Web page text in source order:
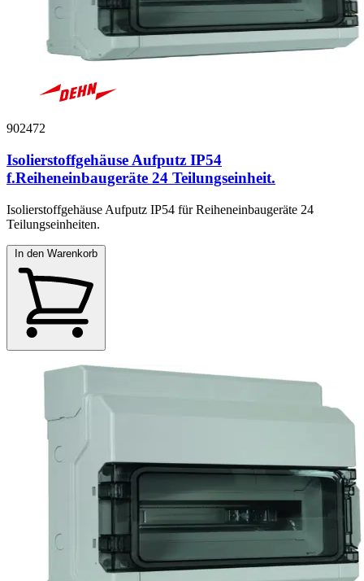
902472
Isolierstoffgehäuse Aufputz IP54
f.Reiheneinbaugeräte 24 Teilungseinheit.
Isolierstoffgehäuse Aufputz IP54 für Reiheneinbaugeräte 24
Teilungseinheiten.
In den Warenkorb